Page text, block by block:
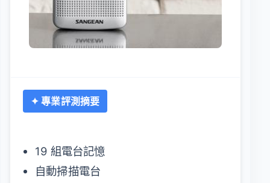
✦ 專業評測摘要
19 組電台記憶
自動掃描電台